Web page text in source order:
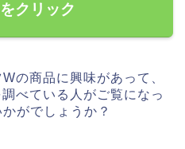
クリック
の商品に興味があって、
べている人がご覧になっ
がでしょうか？